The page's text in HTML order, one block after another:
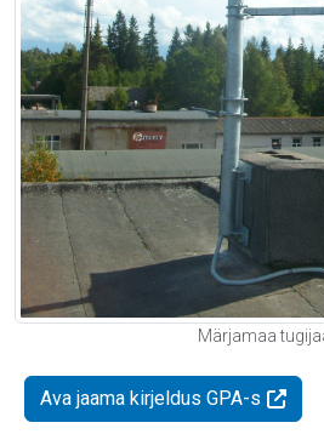
Märjamaa
Ava jaama kirjeldus GPA-s